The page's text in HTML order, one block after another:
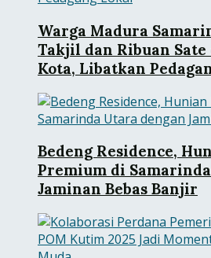
Warga Madura
Takjil dan Ribuan Sate
Kota, Libatkan
Bedeng Residence,
Premium di
Jaminan Bebas Banjir